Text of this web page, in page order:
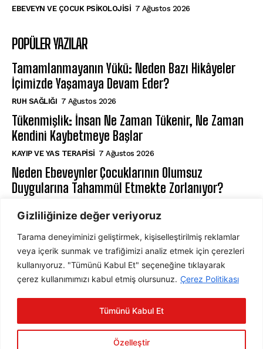
Gizliliğinize değer veriyoruz
Tarama deneyiminizi geliştirmek, kişiselleştirilmiş reklamlar
veya içerik sunmak ve trafiğimizi analiz etmek için çerezleri
kullanıyoruz. "Tümünü Kabul Et" seçeneğine tıklayarak
çerez kullanımımızı kabul etmiş olursunuz. Çerez Politikası
Özelleştir
Tümünü Kabul Et
EBEVEYN VE ÇOCUK PSIKOLOJISI 7 Ağustos 2026
POPÜLER YAZILAR
Tamamlanmayanın Yükü: Neden Bazı Hikâyeler
İçimizde Yaşamaya Devam Eder?
⁠RUH SAĞLIĞI 7 Ağustos 2026
Tükenmişlik: İnsan Ne Zaman Tükenir, Ne Zaman
Kendini Kaybetmeye Başlar
KAYIP VE YAS TERAPISI 7 Ağustos 2026
Neden Ebeveynler Çocuklarının Olumsuz
Duygularına Tahammül Etmekte Zorlanıyor?
ABONE OL
ABONE OL
okudum, onaylıyorum.